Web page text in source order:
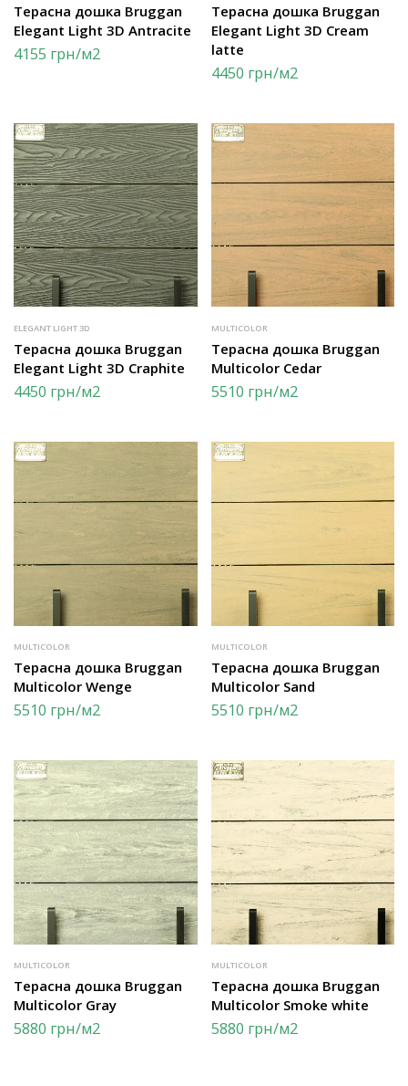
Терасна дошка Bruggan
Elegant Light 3D Antracite
4155 грн/м2
Терасна дошка Bruggan
Elegant Light 3D Cream
latte
4450 грн/м2
ELEGANT LIGHT 3D
Терасна дошка Bruggan
Elegant Light 3D Craphite
4450 грн/м2
MULTICOLOR
Терасна дошка Bruggan
Multicolor Cedar
5510 грн/м2
MULTICOLOR
Терасна дошка Bruggan
Multicolor Wenge
5510 грн/м2
MULTICOLOR
Терасна дошка Bruggan
Multicolor Sand
5510 грн/м2
MULTICOLOR
Терасна дошка Bruggan
Multicolor Gray
5880 грн/м2
MULTICOLOR
Терасна дошка Bruggan
Multicolor Smoke white
5880 грн/м2